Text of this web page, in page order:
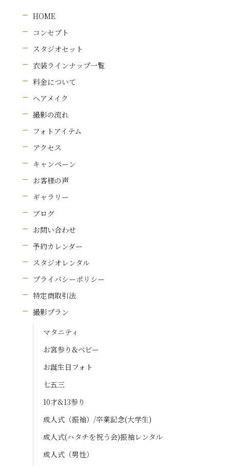
HOME
コンセプト
スタジオセット
衣装ラインナップ一覧
料金について
ヘアメイク
撮影の流れ
フォトアイテム
アクセス
キャンペーン
お客様の声
ギャラリー
ブログ
お問い合わせ
予約カレンダー
スタジオレンタル
プライバシーポリシー
特定商取引法
撮影プラン
マタニティ
お宮参り&ベビー
お誕生日フォト
七五三
10才&13参り
成人式（振袖）/卒業記念(大学生)
成人式(ハタチを祝う会)振袖レンタル
成人式（男性）